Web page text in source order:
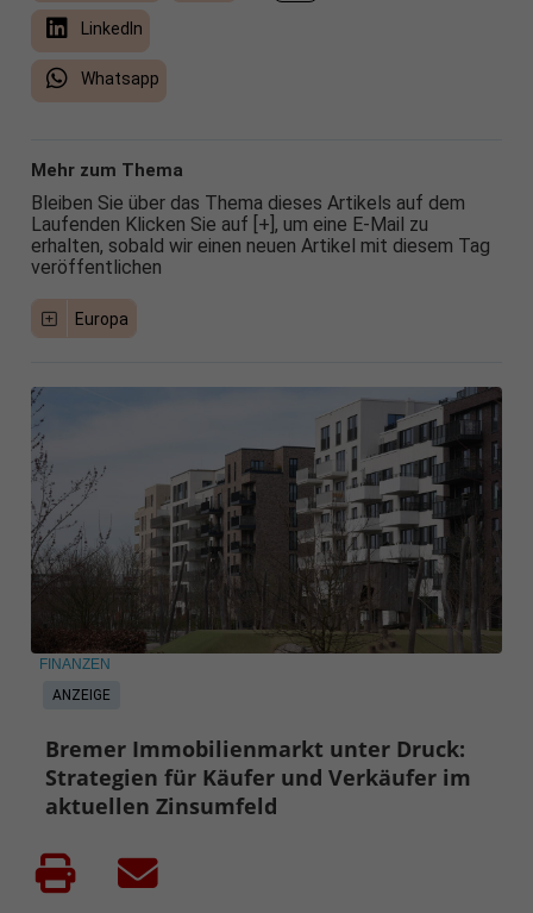
LinkedIn
Whatsapp
Mehr zum Thema
Bleiben Sie über das Thema dieses Artikels auf dem
Laufenden Klicken Sie auf [+], um eine E-Mail zu
erhalten, sobald wir einen neuen Artikel mit diesem Tag
veröffentlichen
Europa
ANZEIGE
FINANZEN
Bremer Immobilienmarkt unter Druck:
Strategien für Käufer und Verkäufer im
aktuellen Zinsumfeld